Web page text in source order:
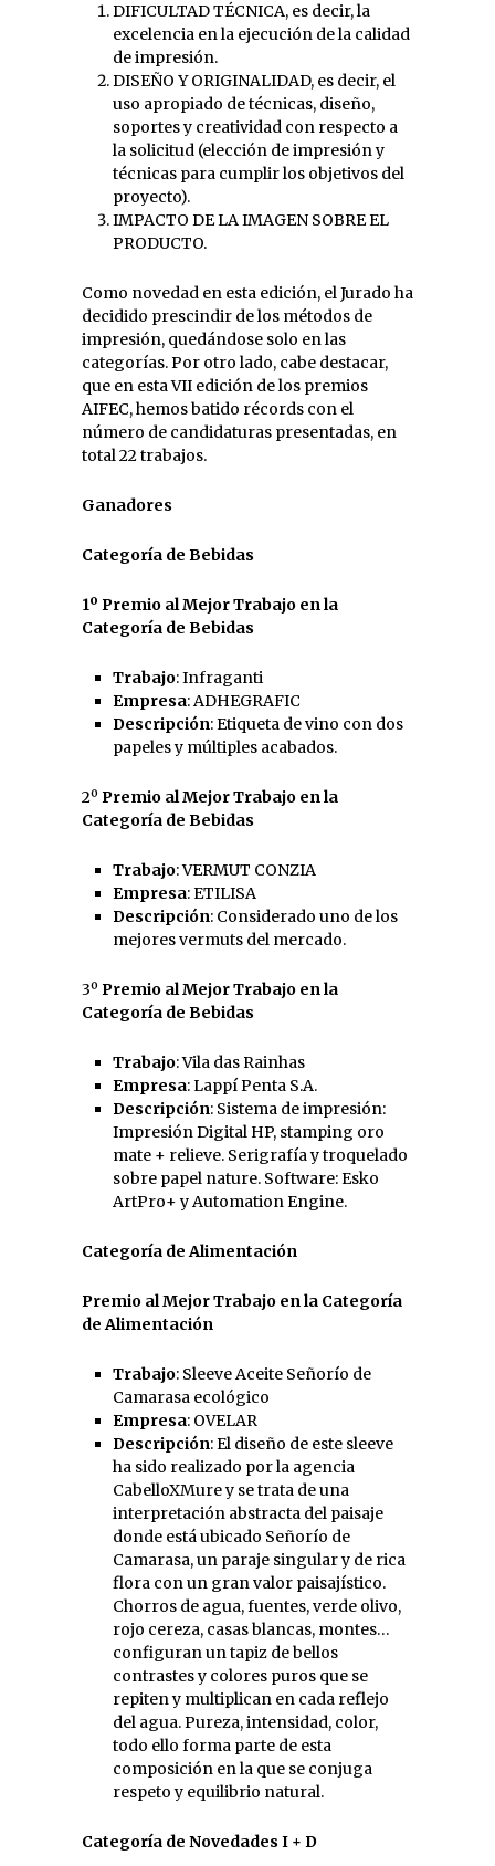
DIFICULTAD TÉCNICA, es decir, la
excelencia en la ejecución de la calidad
de impresión.
DISEÑO Y ORIGINALIDAD, es decir, el
uso apropiado de técnicas, diseño,
soportes y creatividad con respecto a
la solicitud (elección de impresión y
técnicas para cumplir los objetivos del
proyecto).
IMPACTO DE LA IMAGEN SOBRE EL
PRODUCTO.
Como novedad en esta edición, el Jurado ha
decidido prescindir de los métodos de
impresión, quedándose solo en las
categorías. Por otro lado, cabe destacar,
que en esta VII edición de los premios
AIFEC, hemos batido récords con el
número de candidaturas presentadas, en
total 22 trabajos.
Ganadores
Categoría de Bebidas
1º Premio al Mejor Trabajo en la
Categoría de Bebidas
Trabajo: Infraganti
Empresa: ADHEGRAFIC
Descripción: Etiqueta de vino con dos
papeles y múltiples acabados.
2º Premio al Mejor Trabajo en la
Categoría de Bebidas
Trabajo: VERMUT CONZIA
Empresa: ETILISA
Descripción: Considerado uno de los
mejores vermuts del mercado.
3º Premio al Mejor Trabajo en la
Categoría de Bebidas
Trabajo: Vila das Rainhas
Empresa:Lappí Penta S.A.
Descripción: Sistema de impresión:
Impresión Digital HP, stamping oro
mate + relieve. Serigrafía y troquelado
sobre papel nature. Software: Esko
ArtPro+ y Automation Engine.
Categoría de Alimentación
Premio al Mejor Trabajo en la Categoría
de Alimentación
Trabajo: Sleeve Aceite Señorío de
Camarasa ecológico
Empresa: OVELAR
Descripción: El diseño de este sleeve
ha sido realizado por la agencia
CabelloXMure y se trata de una
interpretación abstracta del paisaje
donde está ubicado Señorío de
Camarasa, un paraje singular y de rica
flora con un gran valor paisajístico.
Chorros de agua, fuentes, verde olivo,
rojo cereza, casas blancas, montes…
configuran un tapiz de bellos
contrastes y colores puros que se
repiten y multiplican en cada reflejo
del agua. Pureza, intensidad, color,
todo ello forma parte de esta
composición en la que se conjuga
respeto y equilibrio natural.
Categoría de Novedades I + D